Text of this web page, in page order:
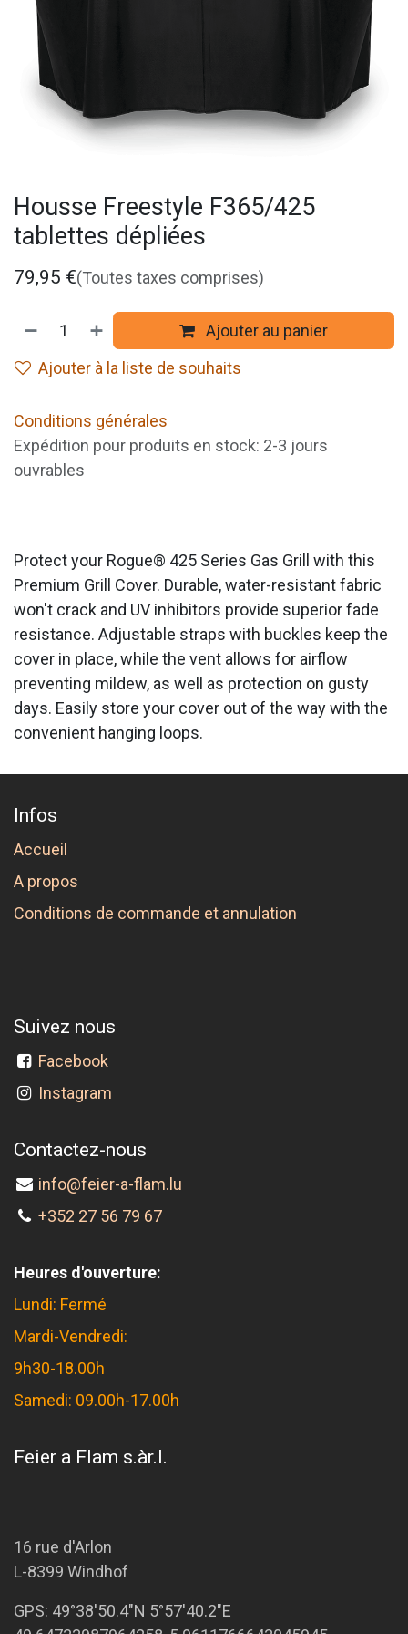
Housse Freestyle F365/425
tablettes dépliées
79,95 €(Toutes taxes comprises)
Ajouter au panier
Ajouter à la liste de souhaits
Conditions générales
Expédition pour produits en stock: 2-3 jours
ouvrables
Protect your Rogue® 425 Series Gas Grill with this
Premium Grill Cover. Durable, water-resistant fabric
won't crack and UV inhibitors provide superior fade
resistance. Adjustable straps with buckles keep the
cover in place, while the vent allows for airflow
preventing mildew, as well as protection on gusty
days. Easily store your cover out of the way with the
convenient hanging loops.
Infos
Accueil
A propos
Conditions de commande et annulation
Suivez nous
Facebook
Instagram
Contactez-nous
info@feier-a-flam.lu
+352 27 56 79 67
Heures d'ouverture:
Lundi: Fermé
Mardi-Vendredi:
9h30-18.00h
Samedi: 09.00h-17.00h
Feier a Flam s.àr.l.
16 rue d'Arlon
L-8399 Windhof
GPS: 49°38'50.4"N 5°57'40.2"E